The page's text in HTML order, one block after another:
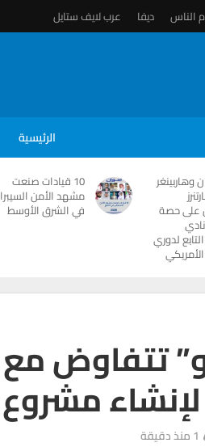
الناس ديفا عرب لايف ستايل
الرئيسية
وهاربينغر
على حصة
لدوري
10 قيادات صنعت
مشهد الأمن
في الشرق الأوسط
تتفاوض
1 منذ دقيقة